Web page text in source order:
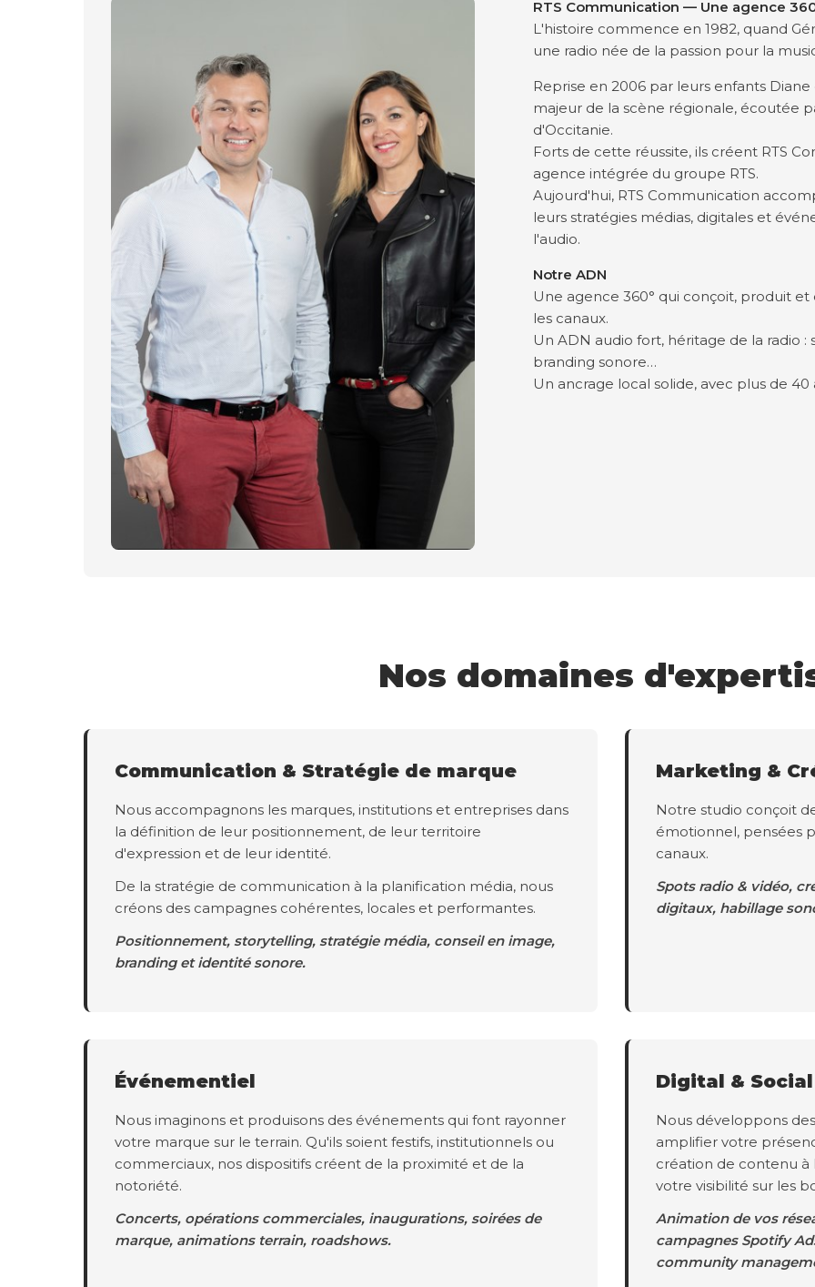
RTS Communication — Une agence
L'histoire commence en 1982, quand
une radio née de la passion pour la
Reprise en 2006 par leurs enfants
majeur de la scène régionale, écoutée
d'Occitanie.
Forts de cette réussite, ils créent RTS
agence intégrée du groupe RTS.
Aujourd'hui, RTS Communication
leurs stratégies médias, digitales et
l'audio.
Notre ADN
Une agence 360° qui conçoit, produit
les canaux.
Un ADN audio fort, héritage de la radio :
branding sonore…
Un ancrage local solide, avec plus de
Nos domaines
Communication & Stratégie de marque
Nous accompagnons les marques, institutions et entreprises dans
la définition de leur positionnement, de leur territoire
d'expression et de leur identité.
De la stratégie de communication à la planification média, nous
créons des campagnes cohérentes, locales et performantes.
Positionnement, storytelling, stratégie média, conseil en image,
branding et identité sonore.
Marketing &
Notre studio conçoit
émotionnel, pensées
canaux.
Spots radio & vidéo,
digitaux, habillage
Événementiel
Nous imaginons et produisons des événements qui font rayonner
votre marque sur le terrain. Qu'ils soient festifs, institutionnels ou
commerciaux, nos dispositifs créent de la proximité et de la
notoriété.
Concerts, opérations commerciales, inaugurations, soirées de
marque, animations terrain, roadshows.
Digital &
Nous développons
amplifier votre
création de contenu à
votre visibilité sur les
Animation de vos
campagnes Spotify
community